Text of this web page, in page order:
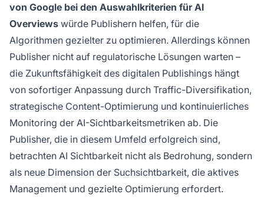
von Google bei den Auswahlkriterien für AI
Overviews würde Publishern helfen, für die
Algorithmen gezielter zu optimieren. Allerdings können
Publisher nicht auf regulatorische Lösungen warten –
die Zukunftsfähigkeit des digitalen Publishings hängt
von sofortiger Anpassung durch Traffic-Diversifikation,
strategische Content-Optimierung und kontinuierliches
Monitoring der AI-Sichtbarkeitsmetriken ab. Die
Publisher, die in diesem Umfeld erfolgreich sind,
betrachten AI Sichtbarkeit nicht als Bedrohung, sondern
als neue Dimension der Suchsichtbarkeit, die aktives
Management und gezielte Optimierung erfordert.